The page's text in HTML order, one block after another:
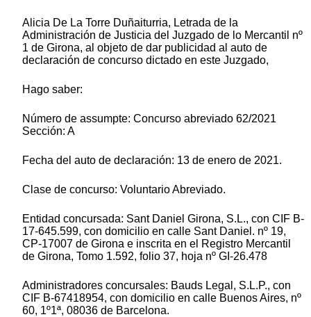
Alicia De La Torre Duñaiturria, Letrada de la
Administración de Justicia del Juzgado de lo Mercantil nº
1 de Girona, al objeto de dar publicidad al auto de
declaración de concurso dictado en este Juzgado,
Hago saber:
Número de assumpte: Concurso abreviado 62/2021
Sección: A
Fecha del auto de declaración: 13 de enero de 2021.
Clase de concurso: Voluntario Abreviado.
Entidad concursada: Sant Daniel Girona, S.L., con CIF B-
17-645.599, con domicilio en calle Sant Daniel. nº 19,
CP-17007 de Girona e inscrita en el Registro Mercantil
de Girona, Tomo 1.592, folio 37, hoja nº GI-26.478
Administradores concursales: Bauds Legal, S.L.P., con
CIF B-67418954, con domicilio en calle Buenos Aires, nº
60, 1º1ª, 08036 de Barcelona.